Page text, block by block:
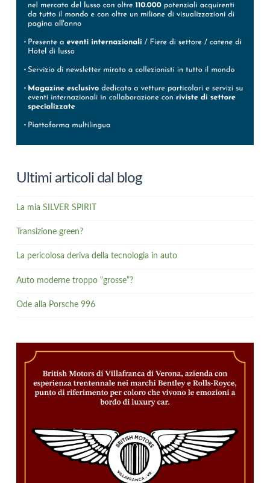
Ultimi articoli dal blog
La mia SILVER SPIRIT
Transizione green?
La pericolosa deriva della tecnologia in auto
Auto moderne troppo “grosse”?
Ode alla Porsche 996